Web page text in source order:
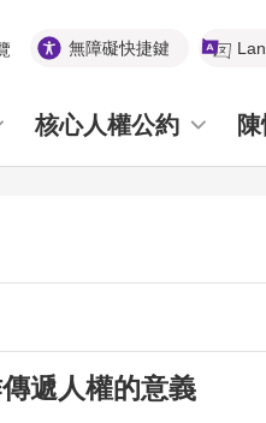
無障礙快捷鍵
核心人權公約
遞人權的意義